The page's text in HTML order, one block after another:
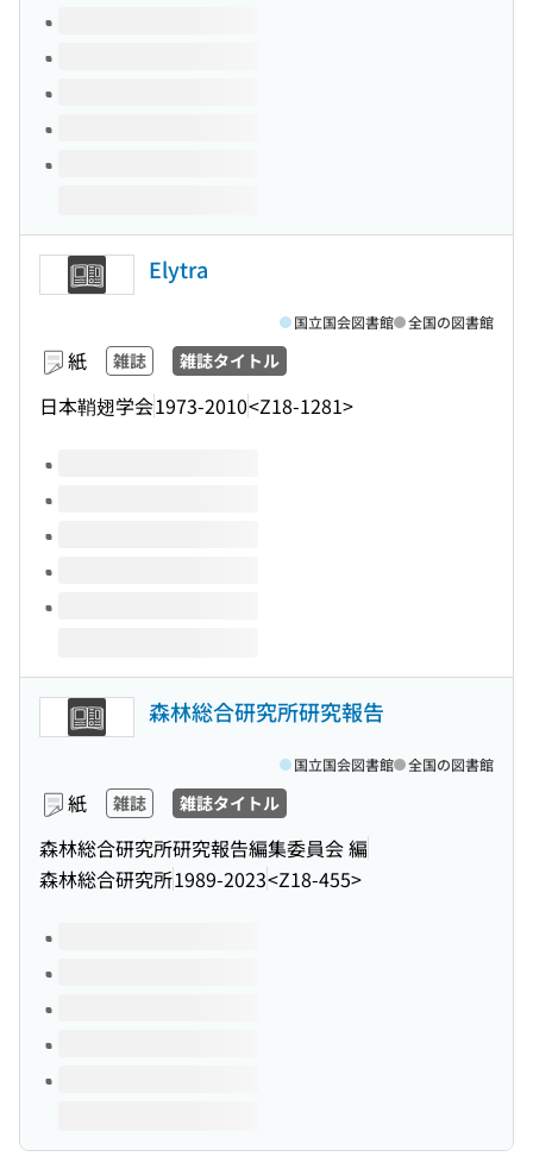
このタイトルの巻号
Elytra
紙 雑誌 雑誌タイトル
日本鞘翅学会1973-2010<Z18-1281>
国立国会図書館 全国の図書館
このタイトルの巻号
森林総合研究所研究報告
紙 雑誌 雑誌タイトル
森林総合研究所研究報告編集委員会 編
森林総合研究所1989-2023<Z18-455>
国立国会図書館 全国の図書館
このタイトルの巻号